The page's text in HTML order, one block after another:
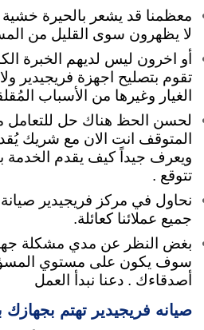
معظمنا قد يشعر بالحيرة
لا يظهرون سوى القليل من
أو اخرون ليس لديهم الخبرة
تقوم بتصليح اجهزة فريجيدير
الغيار وغيرها من الأسباب
لحسن الحظ هناك حل
المتوقف انت الان مع شريك
ويعرف جيداً كيف يقدم
تتوقع .
نحاول في مركز فريجيدير
جميع عملائنا كعائلة.
بغض النظر عن مدي مشكلة
سوف يكون على مستوي
أصدقاءك . دعنا نبدأ العمل
صيانه فريجيدير تهتم بجهازك